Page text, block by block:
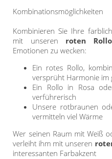
Gardinenstange
Stoffe
Panneaux
Kombinationsmöglichkeiten
Kombinieren Sie Ihre
mit unseren roten
Emotionen zu wecken:
Ein rotes Rollo,
versprüht Harmonie im
Ein Rollo in Rosa
verführerisch
Unsere rotbraunen
vermitteln viel Wärme
Wer seinen Raum mit Weiß
verleiht ihm mit unseren
interessanten Farbakzent